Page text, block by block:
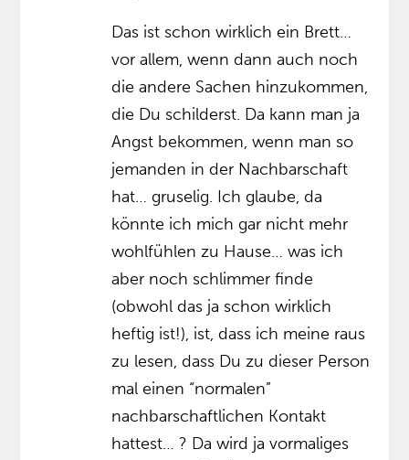
Das ist schon wirklich ein Brett…
vor allem, wenn dann auch noch
die andere Sachen hinzukommen,
die Du schilderst. Da kann man ja
Angst bekommen, wenn man so
jemanden in der Nachbarschaft
hat… gruselig. Ich glaube, da
könnte ich mich gar nicht mehr
wohlfühlen zu Hause… was ich
aber noch schlimmer finde
(obwohl das ja schon wirklich
heftig ist!), ist, dass ich meine raus
zu lesen, dass Du zu dieser Person
mal einen “normalen”
nachbarschaftlichen Kontakt
hattest… ? Da wird ja vormaliges